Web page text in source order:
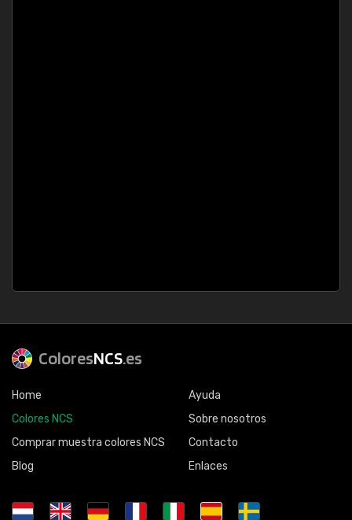
ColoresNCS.es
Home
Colores NCS
Comprar muestra colores NCS
Blog
Ayuda
Sobre nosotros
Contacto
Enlaces